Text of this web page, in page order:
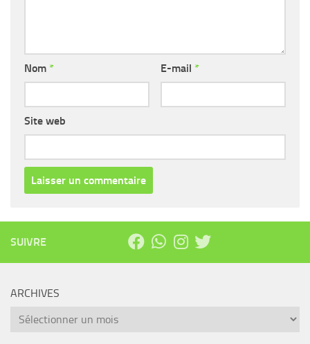
Nom * E-mail *
Site web
SUIVRE
ARCHIVES
Archives